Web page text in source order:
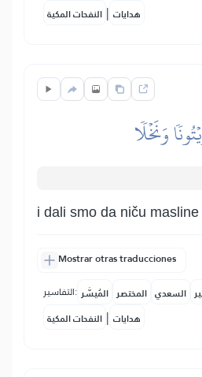
النفحات المكية | هدايات
وَنَخۡلٗا
i dali smo da niču
Mostrar otras traducciones
التفاسير: المُيسَّر المختصر السعدي
النفحات المكية | هدايات